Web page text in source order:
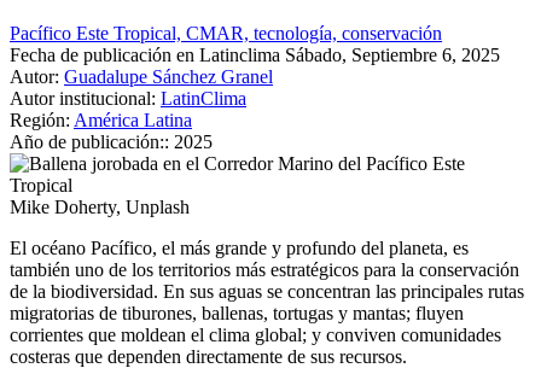
Pacífico Este Tropical, CMAR, tecnología, conservación
Fecha de publicación en Latinclima Sábado, Septiembre 6, 2025
Autor: Guadalupe Sánchez Granel
Autor institucional: LatinClima
Región: América Latina
Año de publicación:: 2025
Mike Doherty, Unplash
El océano Pacífico, el más grande y profundo del planeta, es
también uno de los territorios más estratégicos para la conservación
de la biodiversidad. En sus aguas se concentran las principales rutas
migratorias de tiburones, ballenas, tortugas y mantas; fluyen
corrientes que moldean el clima global; y conviven comunidades
costeras que dependen directamente de sus recursos.